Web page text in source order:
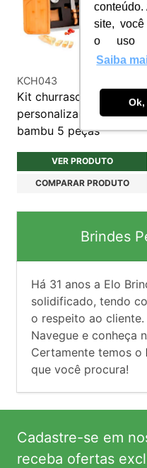
site,
o uso
Saiba
KCH043
Kit churrasco
personalizado em
bambu 5 peças
VER PRODUTO
COMPARAR PRODUTO
Brindes
Há 31 anos a Elo
solidificado, tendo
o respeito ao cliente.
Navegue e conheça
Certamente temos o
que você procura!
Cadastre-se em
receba ofertas